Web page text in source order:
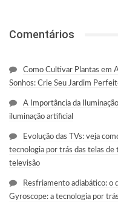
Comentários
Como Cultivar Plantas em
Sonhos: Crie Seu Jardim
A Importância da
iluminação artificial
Evolução das TVs: veja
tecnologia por trás das telas
televisão
Resfriamento adiabático: o
Gyroscope: a tecnologia por